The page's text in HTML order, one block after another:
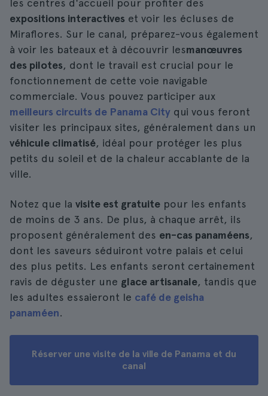
les centres d'accueil pour profiter des
expositions interactives et voir les écluses de
Miraflores. Sur le canal, préparez-vous également
à voir les bateaux et à découvrir lesmanœuvres
des pilotes, dont le travail est crucial pour le
fonctionnement de cette voie navigable
commerciale. Vous pouvez participer aux
meilleurs circuits de Panama City qui vous feront
visiter les principaux sites, généralement dans un
véhicule climatisé, idéal pour protéger les plus
petits du soleil et de la chaleur accablante de la
ville.
Notez que la visite est gratuite pour les enfants
de moins de 3 ans. De plus, à chaque arrêt, ils
proposent généralement des en-cas panaméens,
dont les saveurs séduiront votre palais et celui
des plus petits. Les enfants seront certainement
ravis de déguster une glace artisanale, tandis que
les adultes essaieront le café de geisha
panaméen.
Réserver une visite de la ville de Panama et du
canal